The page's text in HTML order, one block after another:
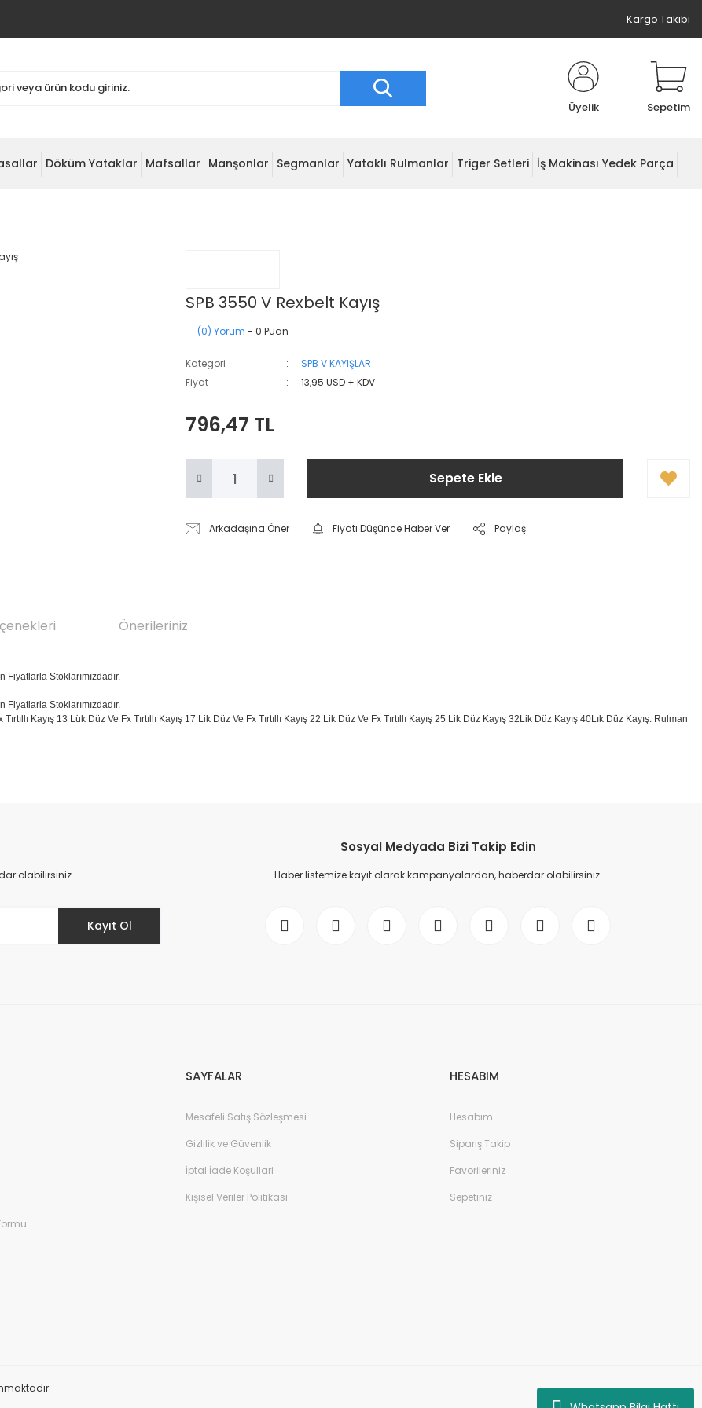
Kargo Takibi
Üyelik Sepetim
Döküm Yataklar Mafsallar Manşonlar Segmanlar Yataklı Rulmanlar Triger Setleri İş Makinası Yedek Parça
SPB 3550 V Rexbelt Kayış
(0) Yorum - 0 Puan
Kategori
SPB V KAYIŞLAR
Fiyat
13,95 USD + KDV
796,47 TL
Sepete Ekle
Arkadaşına Öner Fiyatı Düşünce Haber Ver Paylaş
Önerileriniz
Fiyatlarla Stoklarımızdadır.
Fiyatlarla Stoklarımızdadır.
Kayış 13 Lük Düz Ve Fx Tırtıllı Kayış 17 Lik Düz Ve Fx Tırtıllı Kayış 22 Lik Düz Ve Fx Tırtıllı Kayış 25 Lik Düz Kayış 32Lik Düz Kayış 40Lık Düz Kayış. Rulman
olabilirsiniz.
Kayıt Ol
Sosyal Medyada Bizi Takip Edin
Haber listemize kayıt olarak kampanyalardan, haberdar olabilirsiniz.
SAYFALAR
Mesafeli Satış Sözleşmesi
Gizlilik ve Güvenlik
İptal İade Koşullari
Kişisel Veriler Politikası
HESABIM
Hesabım
Sipariş Takip
Favorileriniz
Sepetiniz